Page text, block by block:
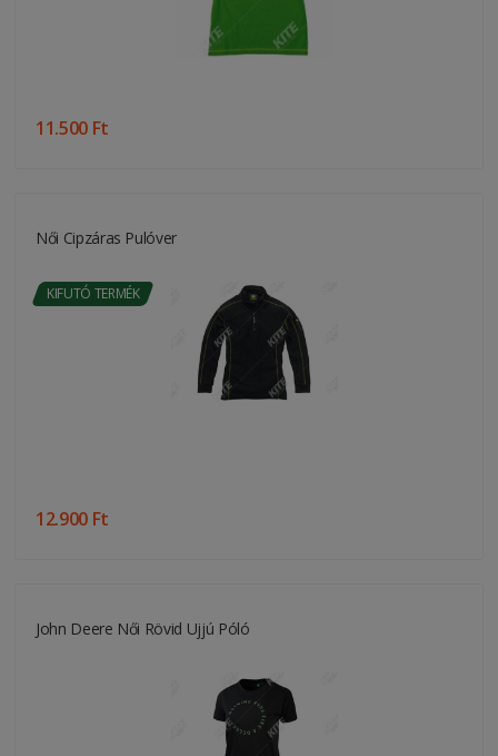
11.500 Ft
Női Cipzáras Pulóver
KIFUTÓ TERMÉK
12.900 Ft
John Deere Női Rövid Ujjú Póló